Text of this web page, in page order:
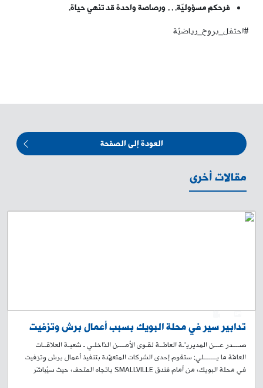
فرحكم مسؤوليّة… ورصاصة واحدة قد تنهي حياة.
#احتفل_بروح_رياضيّة
مقالات أخرى
العودة إلى الصفحة
تدابير سير في محلة البويك بسبب أعمال برش وتزفيت
صــــدر عـــن المديريـّـة العامّــة لقـوى الأمــــن الدّاخلـي ـ شعبـة العلاقــات
العامّة ما يـــــــلي: ستقوم إحدى الشركات المتعهّدة بتنفيذ أعمال برش وتزفيت
في محلة البويك، من أمام فندق SMALLVILLE باتجاه المتحف، حيث سيُباشَر